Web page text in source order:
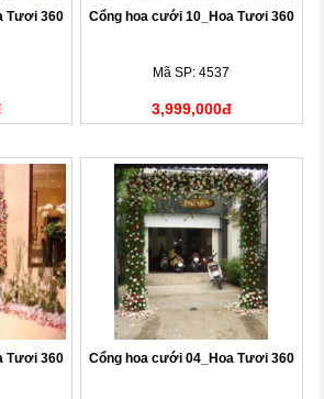
Tươi 360 Cổng hoa cưới 10_Hoa Tươi 360
Mã SP: 4537
3,999,000đ
Tươi 360 Cổng hoa cưới 04_Hoa Tươi 360